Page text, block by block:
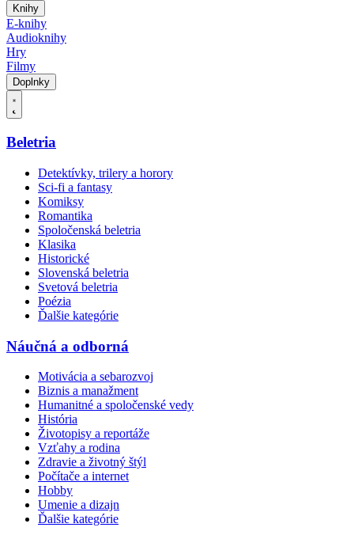
Knihy
E-knihy
Audioknihy
Hry
Filmy
Doplnky
Beletria
Detektívky, trilery a horory
Sci-fi a fantasy
Komiksy
Romantika
Spoločenská beletria
Klasika
Historické
Slovenská beletria
Svetová beletria
Poézia
Ďalšie kategórie
Náučná a odborná
Motivácia a sebarozvoj
Biznis a manažment
Humanitné a spoločenské vedy
História
Životopisy a reportáže
Vzťahy a rodina
Zdravie a životný štýl
Počítače a internet
Hobby
Umenie a dizajn
Ďalšie kategórie